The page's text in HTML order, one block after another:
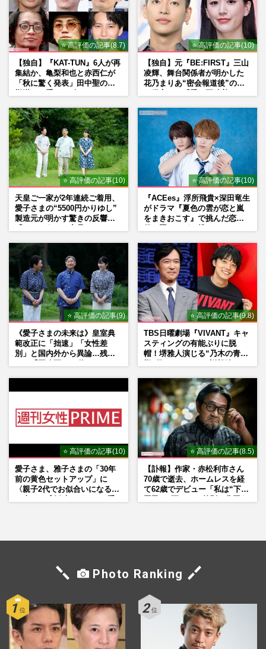
⭐ 高評価の記事(8.7)
【独自】『KAT-TUN』6人が再
集結か、亀梨和也と赤西仁が
「秋に驚く発表」田中聖の刑
⭐ 高評価の記事(10)
【独自】元『BE:FIRST』三山
凌輝、舞台関係者が明かした
花乃まりあ“密会報道後”の呆
⭐ 高評価の記事(10)
天皇ご一家が2年連続ご着用、
愛子さまの“5500円かりゆし”
製造元が明かす驚きの反響
⭐ 高評価の記事(10)
『ACEes』浮所飛貴×深田竜生
がドラマ『夏色の雲が恋と嵐
をまきおこす』で挑んだ恋人
⭐ 高評価の記事(9)
《愛子さまの未来は》皇室典
範改正に「拙速」「女性差
別」と国内外から異論…残さ
⭐ 高評価の記事(9.8)
TBS日曜劇場『VIVANT』キャ
スティングの有能ぶりに脱
帽！堺雅人演じる“乃木の青年
マン長男・櫻井海音だった
⭐ 高評価の記事(10)
愛子さま、雅子さまの「30年
前の黄色セットアップ」に
〈親子2代でお似合いになる〉
⭐ 高評価の記事(8.5)
【訃報】作家・赤松利市さん
70歳で逝去、ホームレスを経
て62歳でデビュー「私は“下級
Photo Ranking